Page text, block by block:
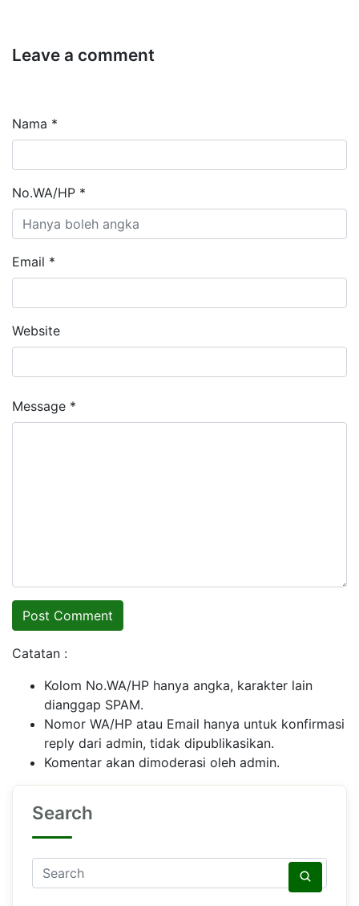
Leave a comment
Nama *
No.WA/HP *
Email *
Website
Message *
Catatan :
Kolom No.WA/HP hanya angka, karakter lain
dianggap SPAM.
Nomor WA/HP atau Email hanya untuk konfirmasi
reply dari admin, tidak dipublikasikan.
Komentar akan dimoderasi oleh admin.
Search